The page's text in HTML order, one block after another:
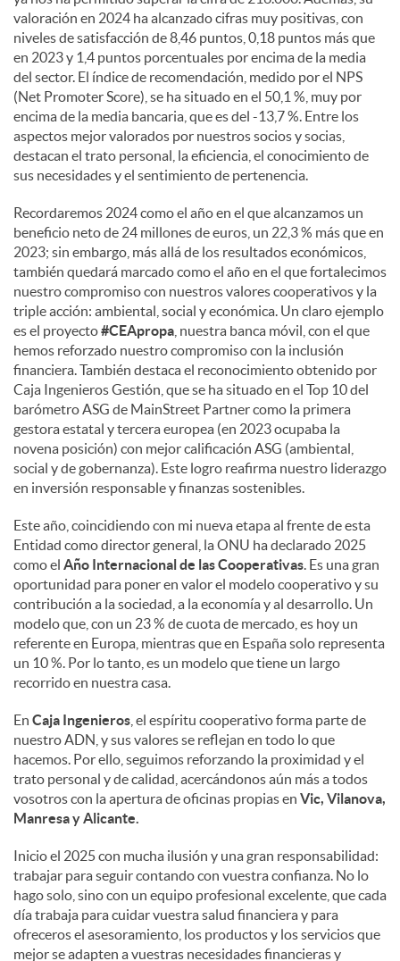
e
s
valoración en 2024 ha alcanzado cifras muy positivas, con
niveles de satisfacción de 8,46 puntos, 0,18 puntos más que
en 2023 y 1,4 puntos porcentuales por encima de la media
del sector. El índice de recomendación, medido por el NPS
(Net Promoter Score), se ha situado en el 50,1 %, muy por
encima de la media bancaria, que es del -13,7 %. Entre los
aspectos mejor valorados por nuestros socios y socias,
destacan el trato personal, la eficiencia, el conocimiento de
sus necesidades y el sentimiento de pertenencia.
Recordaremos 2024 como el año en el que alcanzamos un
beneficio neto de 24 millones de euros, un 22,3 % más que en
2023; sin embargo, más allá de los resultados económicos,
también quedará marcado como el año en el que fortalecimos
nuestro compromiso con nuestros valores cooperativos y la
triple acción: ambiental, social y económica. Un claro ejemplo
es el proyecto#CEApropa , nuestra banca móvil, con el que
hemos reforzado nuestro compromiso con la inclusión
financiera. También destaca el reconocimiento obtenido por
Caja Ingenieros Gestión, que se ha situado en el Top 10 del
barómetro ASG de MainStreet Partner como la primera
gestora estatal y tercera europea (en 2023 ocupaba la
novena posición) con mejor calificación ASG (ambiental,
social y de gobernanza). Este logro reafirma nuestro liderazgo
en inversión responsable y finanzas sostenibles.
Este año, coincidiendo con mi nueva etapa al frente de esta
Entidad como director general, la ONU ha declarado 2025
como el Año Internacional de las Cooperativas. Es una gran
oportunidad para poner en valor el modelo cooperativo y su
contribución a la sociedad, a la economía y al desarrollo. Un
modelo que, con un 23 % de cuota de mercado, es hoy un
referente en Europa, mientras que en España solo representa
un 10 %. Por lo tanto, es un modelo que tiene un largo
recorrido en nuestra casa.
En Caja Ingenieros , el espíritu cooperativo forma parte de
nuestro ADN, y sus valores se reflejan en todo lo que
hacemos. Por ello, seguimos reforzando la proximidad y el
trato personal y de calidad, acercándonos aún más a todos
vosotros con la apertura de oficinas propias en Vic, Vilanova,
Manresa y Alicante.
Inicio el 2025 con mucha ilusión y una gran responsabilidad:
trabajar para seguir contando con vuestra confianza. No lo
hago solo, sino con un equipo profesional excelente, que cada
día trabaja para cuidar vuestra salud financiera y para
ofreceros el asesoramiento, los productos y los servicios que
mejor se adapten a vuestras necesidades financieras y